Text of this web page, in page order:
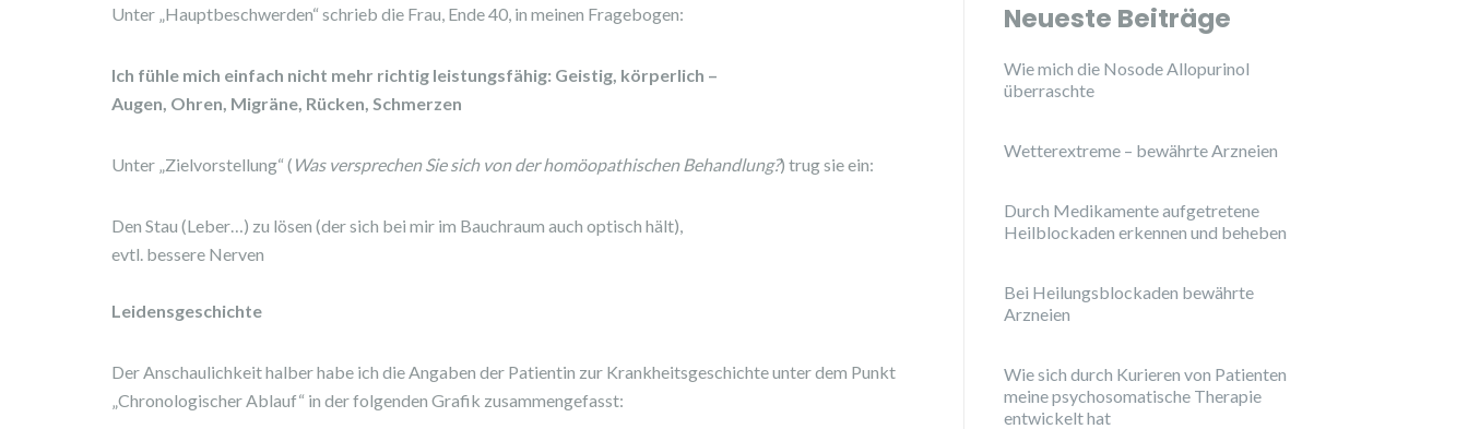
Unter „Hauptbeschwerden“ schrieb die Frau, Ende 40, in meinen Fragebogen:
Ich fühle mich einfach nicht mehr richtig leistungsfähig: Geistig, körperlich –
Augen, Ohren, Migräne, Rücken, Schmerzen
Unter „Zielvorstellung“ ( Was versprechen Sie sich von der homöopathischen Behandlung?) trug sie ein:
Den Stau (Leber…) zu lösen (der sich bei mir im Bauchraum auch optisch hält),
evtl. bessere Nerven
Leidensgeschichte
Der Anschaulichkeit halber habe ich die Angaben der Patientin zur Krankheitsgeschichte unter dem Punkt
„Chronologischer Ablauf“ in der folgenden Grafik zusammengefasst:
Neueste Beiträge
Wie mich die Nosode Allopurinol
überraschte
Wetterextreme – bewährte Arzneien
Durch Medikamente aufgetretene
Heilblockaden erkennen und beheben
Bei Heilungsblockaden bewährte
Arzneien
Wie sich durch Kurieren von Patienten
meine psychosomatische Therapie
entwickelt hat